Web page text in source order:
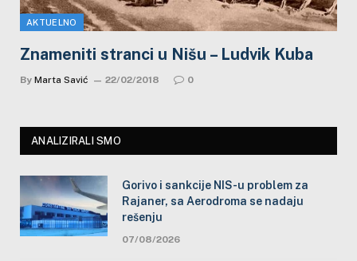
AKTUELNO
Znameniti stranci u Nišu – Ludvik Kuba
By Marta Savić 22/02/2018 0
ANALIZIRALI SMO
Gorivo i sankcije NIS-u problem za
Rajaner, sa Aerodroma se nadaju
rešenju
07/08/2026